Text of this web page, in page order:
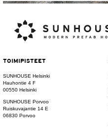
TOIMIPISTEET
SUNHOUSE Helsinki
Hauhontie 4 F
00550 Helsinki
SUNHOUSE Porvoo
Ruiskuvajantie 14 E
06830 Porvoo